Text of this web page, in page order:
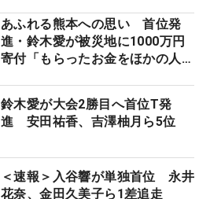
あふれる熊本への思い 首位発
進・鈴木愛が被災地に1000万円
寄付「もらったお金をほかの人
鈴木愛が大会2勝目へ首位T発
進 安田祐香、吉澤柚月ら5位
＜速報＞入谷響が単独首位 永井
花奈、金田久美子ら1差追走